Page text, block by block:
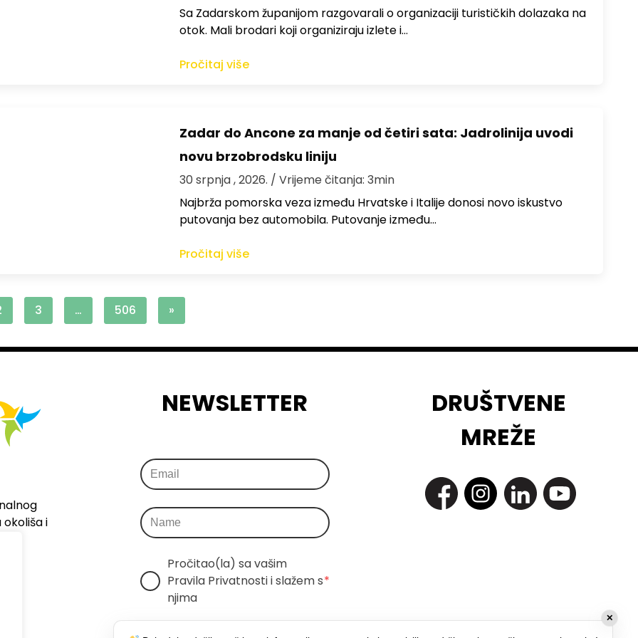
Sa Zadarskom županijom razgovarali o organizaciji turističkih dolazaka na
otok. Mali brodari koji organiziraju izlete i…
Pročitaj više
Zadar do Ancone za manje od četiri sata: Jadrolinija uvodi
novu brzobrodsku liniju
30 srpnja , 2026. / Vrijeme čitanja: 3min
Najbrža pomorska veza između Hrvatske i Italije donosi novo iskustvo
putovanja bez automobila. Putovanje između…
Pročitaj više
3 … 506 »
i
NEWSLETTER
Pročitao(la) sa vašim
Pravila Privatnosti i slažem s
njima
*
DRUŠTVENE
MREŽE
✕